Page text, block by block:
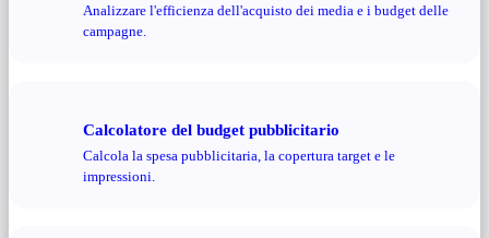
Analizzare l'efficienza dell'acquisto dei media e i budget delle
campagne.
Calcolatore del budget pubblicitario
Calcola la spesa pubblicitaria, la copertura target e le
impressioni.